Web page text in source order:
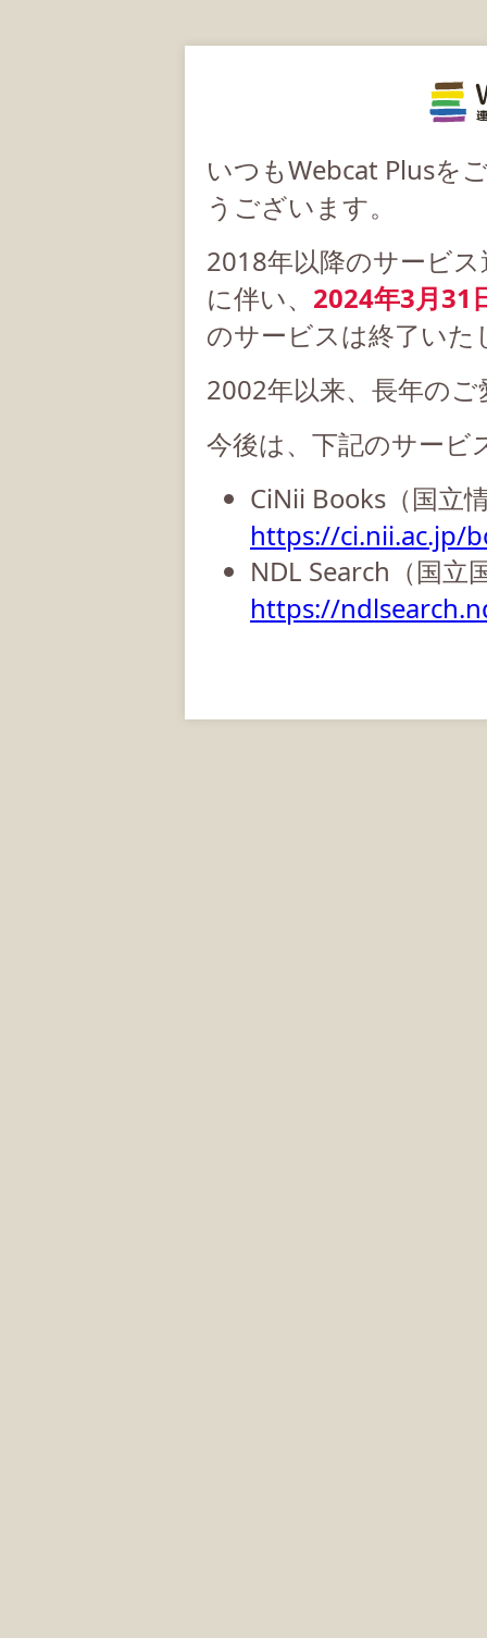
いつもWebcat Plusを
うございます。
2018年以降のサービ
に伴い、 2024年3月31
のサービスは終了いた
2002年以来、長年の
今後は、下記のサービ
CiNii Books（国立
https://ci.nii.ac.jp/
NDL Search（国立
https://